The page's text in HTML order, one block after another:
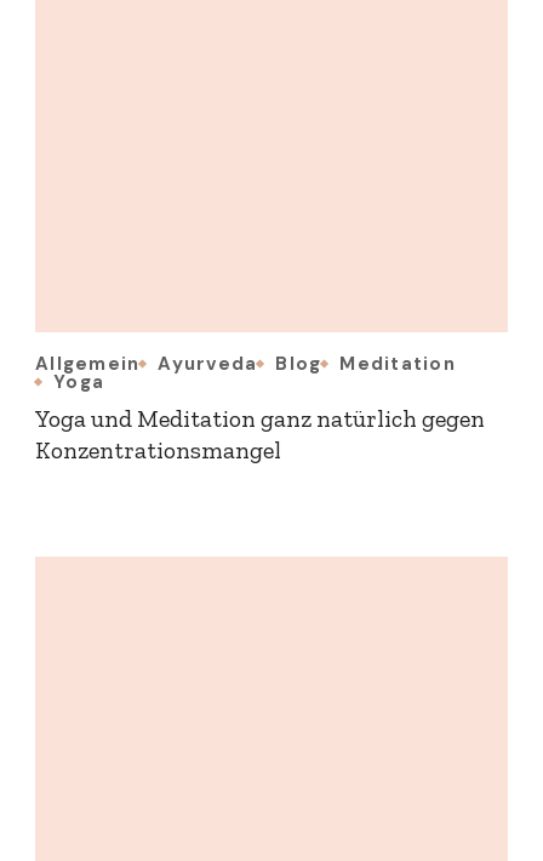
Allgemein Ayurveda Blog Meditation
Yoga
Yoga und Meditation ganz natürlich gegen
Konzentrationsmangel